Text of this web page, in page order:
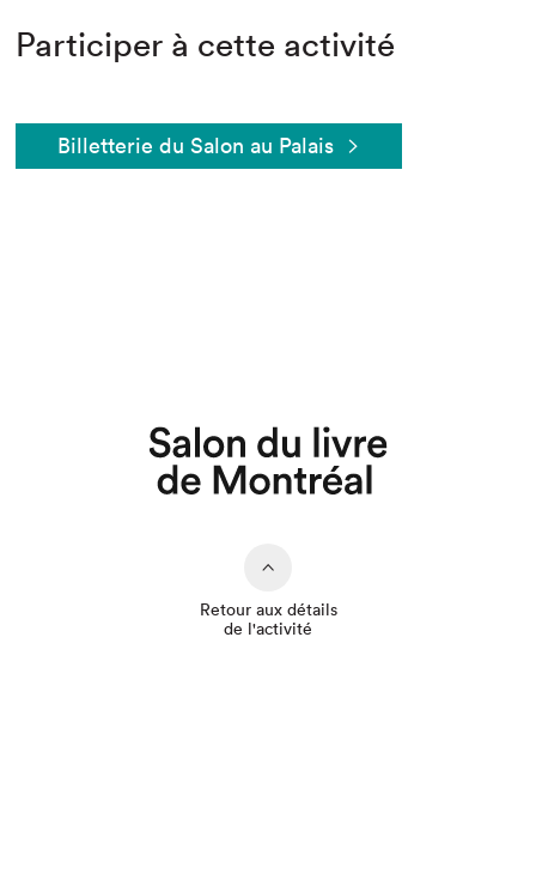
Participer à cette activité
Billetterie du Salon au Palais
Retour aux détails
de l'activité